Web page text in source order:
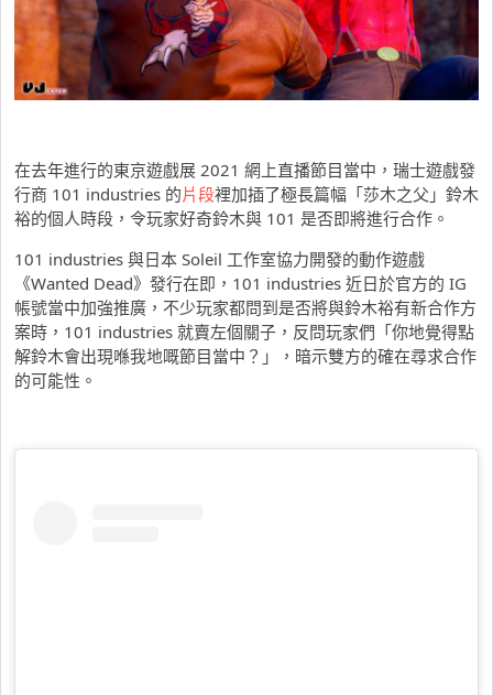
在去年進行的東京遊戲展 2021 網上直播節目當中，瑞士遊戲發
行商 101 industries 的片段裡加插了極長篇幅「莎木之父」鈴木
裕的個人時段，令玩家好奇鈴木與 101 是否即將進行合作。
101 industries 與日本 Soleil 工作室協力開發的動作遊戲
《Wanted Dead》發行在即，101 industries 近日於官方的 IG
帳號當中加強推廣，不少玩家都問到是否將與鈴木裕有新合作方
案時，101 industries 就賣左個關子，反問玩家們「你地覺得點
解鈴木會出現喺我地嘅節目當中？」，暗示雙方的確在尋求合作
的可能性。